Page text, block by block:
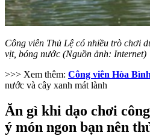
Công viên Thủ Lệ có nhiều trò chơi
vịt, bóng nước (Nguồn ảnh: Internet)
>>> Xem thêm: Công viên Hòa Bình
nước và cây xanh mát lành
Ăn gì khi dạo chơi
ý món ngon bạn nên